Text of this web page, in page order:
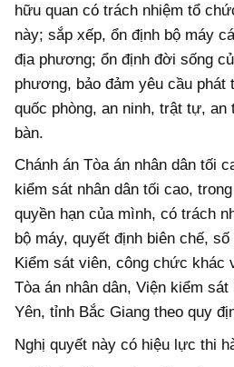
hữu quan có trách nhiệm tổ
này; sắp xếp, ổn định bộ máy
địa phương; ổn định đời sống
phương, bảo đảm yêu cầu phát
quốc phòng, an ninh, trật tự, an
bàn.
Chánh án Tòa án nhân dân tối
kiểm sát nhân dân tối cao,
quyền hạn của mình, có trách
bộ máy, quyết định biên chế,
Kiểm sát viên, công chức khác
Tòa án nhân dân, Viện kiểm
Yên, tỉnh Bắc Giang theo quy
Nghị quyết này có hiệu lực thi